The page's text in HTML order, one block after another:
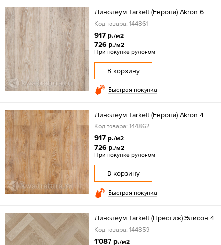
Линолеум Tarkett (Европа) Akron 6
Код товара: 144861
917 р./м2
726 р./м2
При покупке рулоном
В корзину
Быстрая покупка
Линолеум Tarkett (Европа) Akron 4
Код товара: 144862
917 р./м2
726 р./м2
При покупке рулоном
В корзину
Быстрая покупка
Линолеум Tarkett (Престиж) Элисон 4
Код товара: 144859
1'087 р./м2